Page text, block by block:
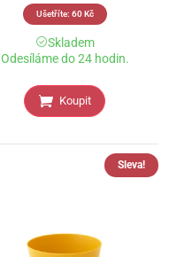
Ušetříte: 60Kč
Skladem
Odesíláme do 24 hodin.
Koupit
Sleva!